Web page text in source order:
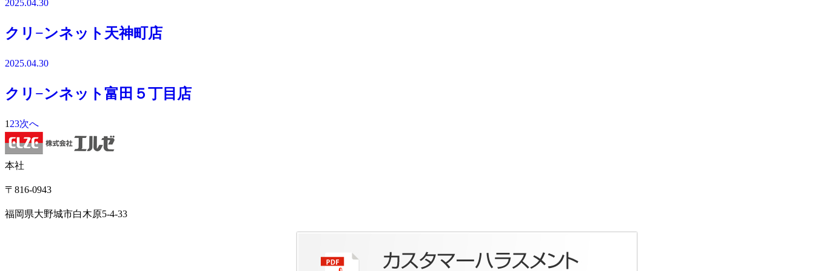
2025.04.30
クリ−ンネット天神町店
2025.04.30
クリ−ンネット富田５丁目店
1 23次へ
本社
〒816-0943
福岡県大野城市白木原5-4-33